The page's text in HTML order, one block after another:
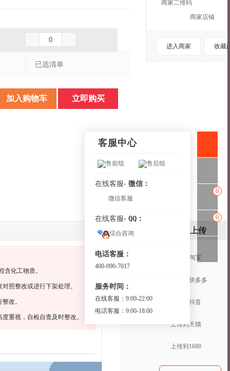
已选清单
加入购物车 立即购买
商家店铺
进入商家 收藏
化工物质。
照整改或进行下架处理。
改。
重视，自检自查及时整改。
一键上传
上传到淘宝
上传到拼多多
上传到抖音
上传到天猫
上传到1688
客服中心
售前组 售后组
在线客服- 微信：
微信客服
在线客服- QQ：
综合咨询
电话客服：
400-090-7017
服务时间：
在线客服：9:00-22:00
电话客服：9:00-18:00
0
0